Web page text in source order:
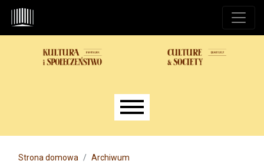
Przejdź do głównego menu
Przejdź do sekcji głównej
Przejdź do stopki
Main menu
Strona domowa
Archiwum